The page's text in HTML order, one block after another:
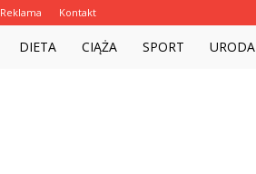
Reklama Kontakt
Witalnie.com.pl
DIETA CIĄŻA SPORT URODA